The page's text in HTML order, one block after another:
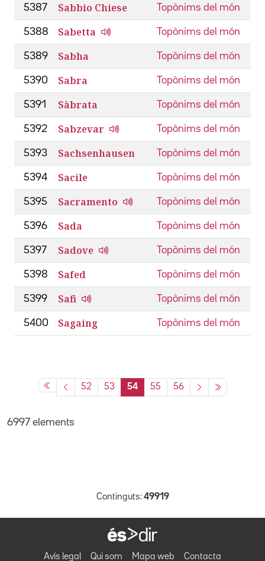
5387 Sabbio Chiese Topònims del món
5388 Sabetta Topònims del món
5389 Sabha Topònims del món
5390 Sabra Topònims del món
5391 Sàbrata Topònims del món
5392 Sabzevar Topònims del món
5393 Sachsenhausen Topònims del món
5394 Sacile Topònims del món
5395 Sacramento Topònims del món
5396 Sada Topònims del món
5397 Sadove Topònims del món
5398 Safed Topònims del món
5399 Safi Topònims del món
5400 Sagaing Topònims del món
52 53 54 55 56
6997 elements
Continguts: 49919
Avís legal Qui som Mapa web Contacta